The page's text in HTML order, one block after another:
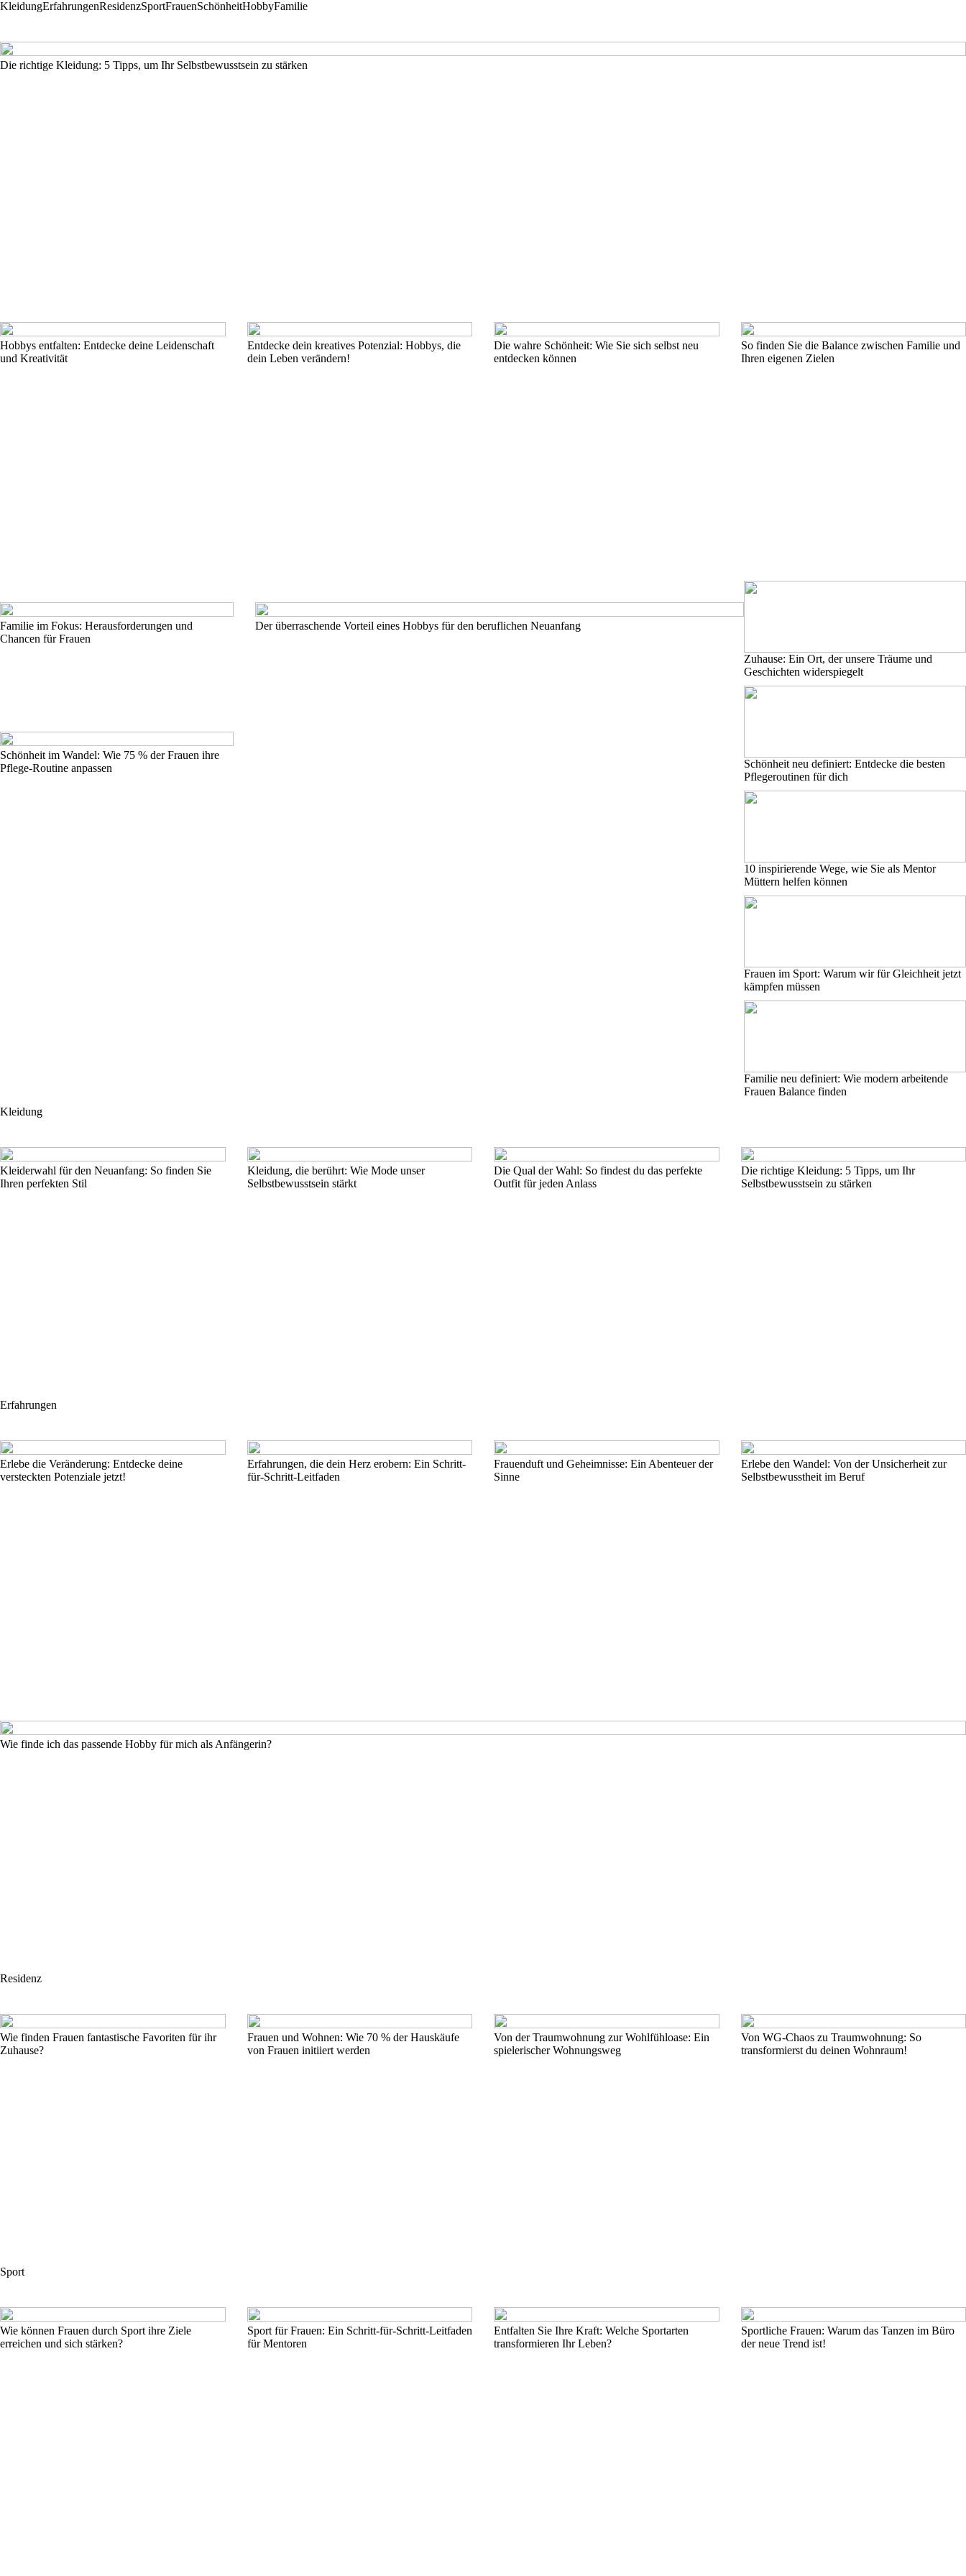
KleidungErfahrungenResidenzSportFrauenSchönheitHobbyFamilie
Die richtige Kleidung: 5 Tipps, um Ihr Selbstbewusstsein zu stärken
Hobbys entfalten: Entdecke deine Leidenschaft
und Kreativität
Entdecke dein kreatives Potenzial: Hobbys, die
dein Leben verändern!
Die wahre Schönheit: Wie Sie sich selbst neu
entdecken können
So finden Sie die Balance zwischen Familie und
Ihren eigenen Zielen
Familie im Fokus: Herausforderungen und
Chancen für Frauen
Schönheit im Wandel: Wie 75 % der Frauen ihre
Pflege-Routine anpassen
Der überraschende Vorteil eines Hobbys für den beruflichen Neuanfang
Zuhause: Ein Ort, der unsere Träume und
Geschichten widerspiegelt
Schönheit neu definiert: Entdecke die besten
Pflegeroutinen für dich
10 inspirierende Wege, wie Sie als Mentor
Müttern helfen können
Frauen im Sport: Warum wir für Gleichheit jetzt
kämpfen müssen
Familie neu definiert: Wie modern arbeitende
Frauen Balance finden
Kleidung
Kleiderwahl für den Neuanfang: So finden Sie
Ihren perfekten Stil
Kleidung, die berührt: Wie Mode unser
Selbstbewusstsein stärkt
Die Qual der Wahl: So findest du das perfekte
Outfit für jeden Anlass
Die richtige Kleidung: 5 Tipps, um Ihr
Selbstbewusstsein zu stärken
Erfahrungen
Erlebe die Veränderung: Entdecke deine
versteckten Potenziale jetzt!
Erfahrungen, die dein Herz erobern: Ein Schritt-
für-Schritt-Leitfaden
Frauenduft und Geheimnisse: Ein Abenteuer der
Sinne
Erlebe den Wandel: Von der Unsicherheit zur
Selbstbewusstheit im Beruf
Wie finde ich das passende Hobby für mich als Anfängerin?
Residenz
Wie finden Frauen fantastische Favoriten für ihr
Zuhause?
Frauen und Wohnen: Wie 70 % der Hauskäufe
von Frauen initiiert werden
Von der Traumwohnung zur Wohlfühloase: Ein
spielerischer Wohnungsweg
Von WG-Chaos zu Traumwohnung: So
transformierst du deinen Wohnraum!
Sport
Wie können Frauen durch Sport ihre Ziele
erreichen und sich stärken?
Sport für Frauen: Ein Schritt-für-Schritt-Leitfaden
für Mentoren
Entfalten Sie Ihre Kraft: Welche Sportarten
transformieren Ihr Leben?
Sportliche Frauen: Warum das Tanzen im Büro
der neue Trend ist!